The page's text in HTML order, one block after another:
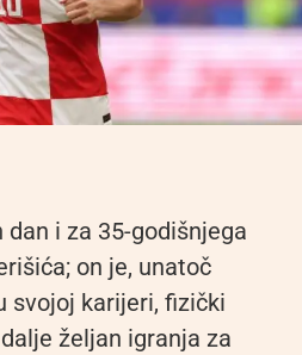
i za 35-godišnjega
on je, unatoč
svojoj karijeri, fizički
željan igranja za